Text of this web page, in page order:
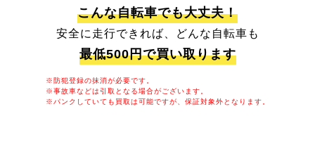
こんな自転車でも大丈夫！
安全に走行できれば、どんな自転車も
最低500円で買い取ります
※防犯登録の抹消が必要です。
※事故車などは引取となる場合がございます。
※パンクしていても買取は可能ですが、保証対象外となります。